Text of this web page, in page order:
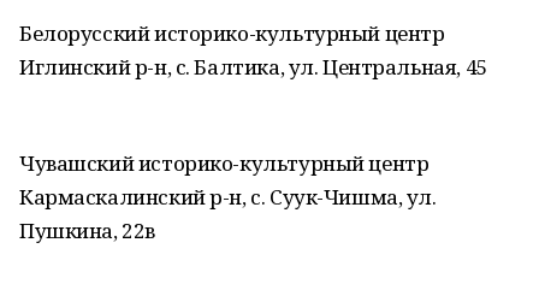
Белорусский историко-культурный центр
Иглинский р-н, с. Балтика, ул. Центральная, 45
Чувашский историко-культурный центр
Кармаскалинский р-н, с. Суук-Чишма, ул.
Пушкина, 22в